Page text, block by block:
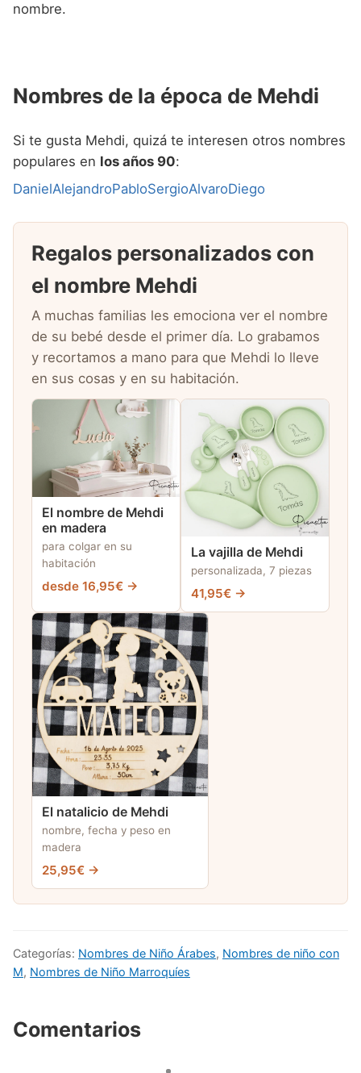
nombre.
Nombres de la época de Mehdi
Si te gusta Mehdi, quizá te interesen otros nombres
populares en los años 90:
DanielAlejandroPabloSergioAlvaroDiego
Regalos personalizados con
el nombre Mehdi
A muchas familias les emociona ver el nombre
de su bebé desde el primer día. Lo grabamos
y recortamos a mano para que Mehdi lo lleve
en sus cosas y en su habitación.
El nombre de Mehdi
en madera
para colgar en su
habitación
desde 16,95€ →
La vajilla de Mehdi
personalizada, 7 piezas
41,95€ →
El natalicio de Mehdi
nombre, fecha y peso en
madera
25,95€ →
Categorías: Nombres de Niño Árabes, Nombres de niño con
M, Nombres de Niño Marroquíes
Comentarios